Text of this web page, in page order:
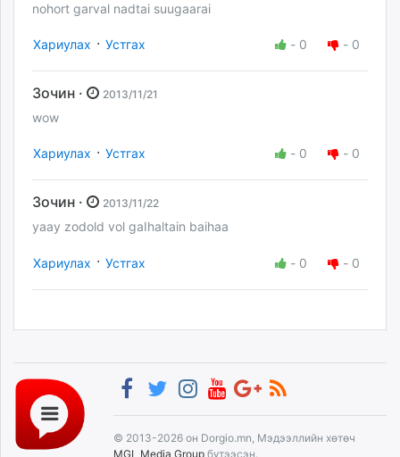
nohort garval nadtai suugaarai
Хариулах · Устгах - 0 - 0
Зочин · 2013/11/21
wow
Хариулах · Устгах - 0 - 0
Зочин · 2013/11/22
yaay zodold vol gaIhaltain baihaa
Хариулах · Устгах - 0 - 0
© 2013-2026 он Dorgio.mn, Мэдээллийн хөтөч
MGL Media Group бүтээсэн.